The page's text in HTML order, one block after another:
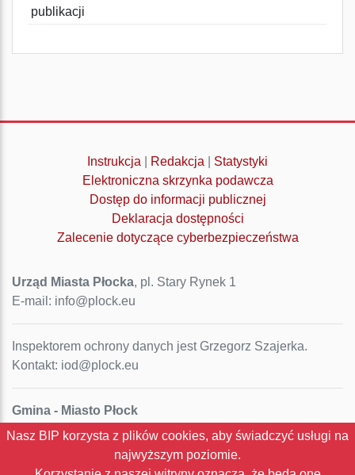
publikacji
Instrukcja Redakcja
Statystyki
Elektroniczna skrzynka podawcza
Dostęp do informacji publicznej
Deklaracja dostępności
Zalecenie dotyczące cyberbezpieczeństwa
Urząd Miasta Płocka, pl. Stary Rynek 1
E-mail: info@plock.eu
Inspektorem ochrony danych jest Grzegorz Szajerka.
Kontakt: iod@plock.eu
Gmina - Miasto Płock
Pl. Stary Rynek 1
NIP: 774-31-35-712
Nasz BIP korzysta z plików cookies, aby świadczyć usługi na
najwyższym poziomie.